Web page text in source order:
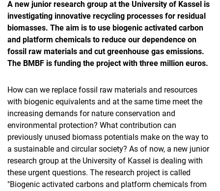
A new junior research group at the University of Kassel is
investigating innovative recycling processes for residual
biomasses. The aim is to use biogenic activated carbon
and platform chemicals to reduce our dependence on
fossil raw materials and cut greenhouse gas emissions.
The BMBF is funding the project with three million euros.
How can we replace fossil raw materials and resources
with biogenic equivalents and at the same time meet the
increasing demands for nature conservation and
environmental protection? What contribution can
previously unused biomass potentials make on the way to
a sustainable and circular society? As of now, a new junior
research group at the University of Kassel is dealing with
these urgent questions. The research project is called
"Biogenic activated carbons and platform chemicals from